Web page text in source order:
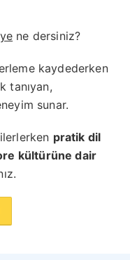
ne dersiniz?
kaydederken
tanıyan,
sunar.
pratik dil
kültürüne dair